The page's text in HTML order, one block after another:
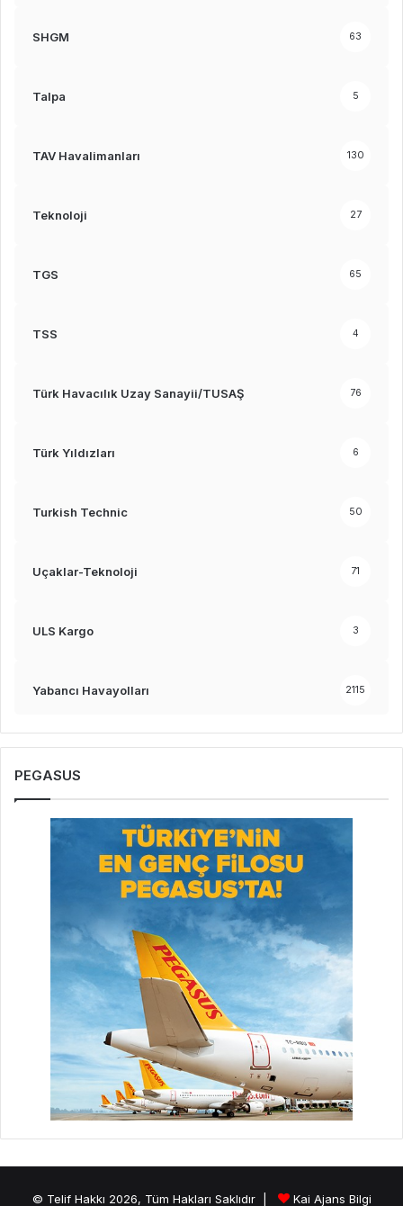
SHGM 63
Talpa 5
TAV Havalimanları 130
Teknoloji 27
TGS 65
TSS 4
Türk Havacılık Uzay Sanayii/TUSAŞ 76
Türk Yıldızları 6
Turkish Technic 50
Uçaklar-Teknoloji 71
ULS Kargo 3
Yabancı Havayolları 2115
PEGASUS
© Telif Hakkı 2026, Tüm Hakları Saklıdır | Kai Ajans Bilgi